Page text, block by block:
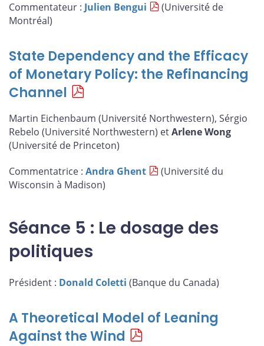
Commentateur : Julien Bengui
(Université de
Montréal)
State Dependency and the Efficacy
of Monetary Policy: the Refinancing
Channel
Martin Eichenbaum (Université Northwestern), Sérgio
Rebelo (Université Northwestern) etArlene Wong
(Université de Princeton)
Commentatrice : Andra Ghent
(Université du
Wisconsin à Madison)
Séance 5 : Le dosage des
politiques
Président : Donald Coletti (Banque du Canada)
A Theoretical Model of Leaning
Against the Wind